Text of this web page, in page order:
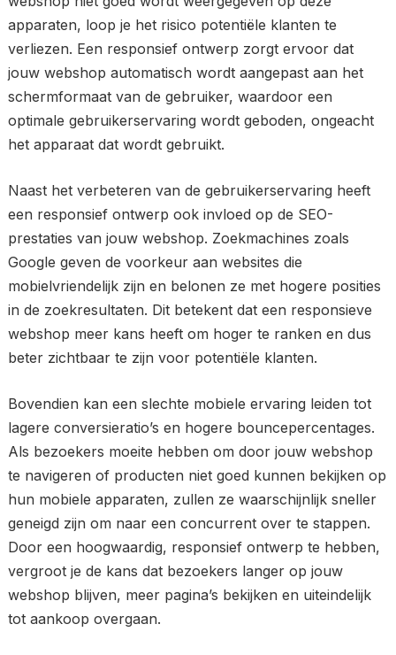
apparaten, loop je het risico potentiële klanten te
verliezen. Een responsief ontwerp zorgt ervoor dat
jouw webshop automatisch wordt aangepast aan het
schermformaat van de gebruiker, waardoor een
optimale gebruikerservaring wordt geboden, ongeacht
het apparaat dat wordt gebruikt.
Naast het verbeteren van de gebruikerservaring heeft
een responsief ontwerp ook invloed op de SEO-
prestaties van jouw webshop. Zoekmachines zoals
Google geven de voorkeur aan websites die
mobielvriendelijk zijn en belonen ze met hogere posities
in de zoekresultaten. Dit betekent dat een responsieve
webshop meer kans heeft om hoger te ranken en dus
beter zichtbaar te zijn voor potentiële klanten.
Bovendien kan een slechte mobiele ervaring leiden tot
lagere conversieratio’s en hogere bouncepercentages.
Als bezoekers moeite hebben om door jouw webshop
te navigeren of producten niet goed kunnen bekijken op
hun mobiele apparaten, zullen ze waarschijnlijk sneller
geneigd zijn om naar een concurrent over te stappen.
Door een hoogwaardig, responsief ontwerp te hebben,
vergroot je de kans dat bezoekers langer op jouw
webshop blijven, meer pagina’s bekijken en uiteindelijk
tot aankoop overgaan.